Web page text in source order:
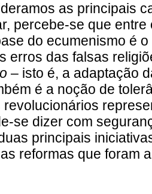
as principais
percebe-se que
do ecumenismo é
erros das falsas
– isto é, a adaptação
é a noção de
se dizer com
principais
reformas que foram